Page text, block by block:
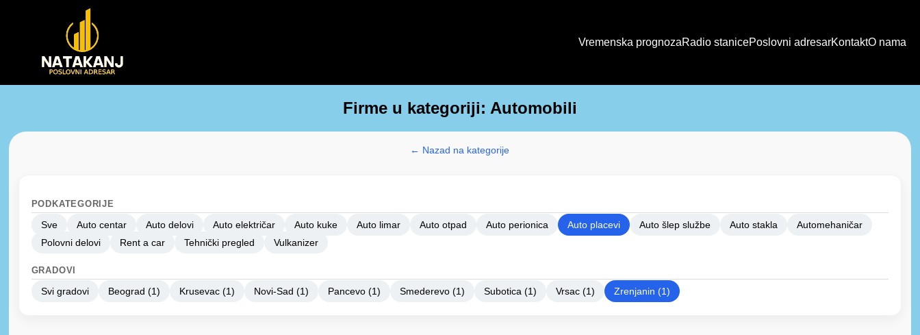
Vremenska prognozaRadio stanicePoslovni adresarKontaktO nama
Firme u kategoriji: Automobili
← Nazad na kategorije
PODKATEGORIJE
Sve Auto centar Auto delovi Auto električar Auto kuke Auto limar Auto otpad Auto perionica Auto placevi Auto šlep službe Auto stakla
Automehaničar
Polovni delovi
Rent a car Tehnički pregled Vulkanizer
GRADOVI
Svi gradovi Beograd (1) Krusevac (1) Novi-Sad (1) Pancevo (1) Smederevo (1) Subotica (1) Vrsac (1) Zrenjanin (1)